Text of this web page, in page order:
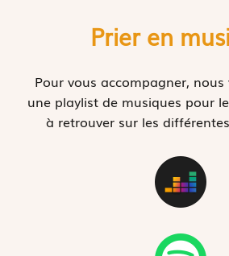
Prier en
Pour vous accompagner,
une playlist de musiques pour
à retrouver sur les